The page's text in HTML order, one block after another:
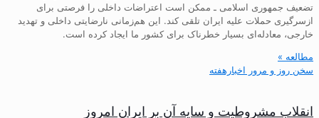
تضعیف جمهوری اسلامی ـ ممکن است اعتراضات داخلی را فرصتی برای
ازسرگیری حملات علیه ایران تلقی کند. این هم‌زمانی نارضایتی داخلی و تهدید
خارجی، معادله‌ای بسیار خطرناک برای کشور ما ایجاد کرده است.
مطالعه »
سخن روز و مرور اخبارهفته
انقلاب مشروطیت و سایه آن بر ایران امروز